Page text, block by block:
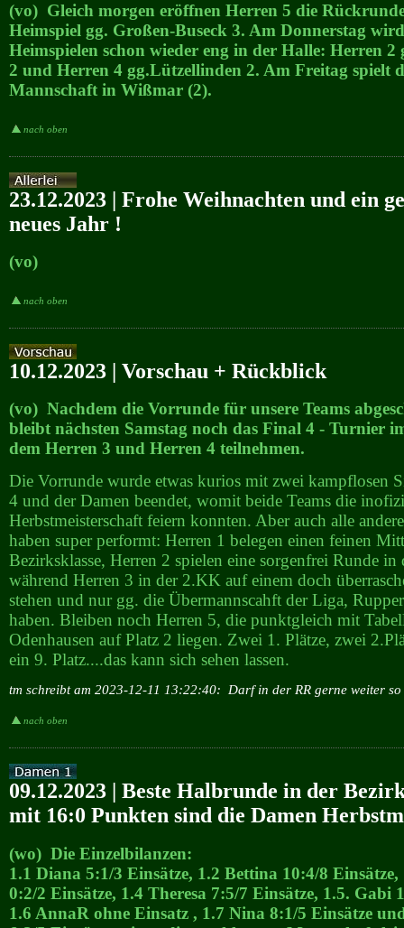
(vo) Gleich morgen eröffnen Herren 5 die
Heimspiel gg. Großen-Buseck 3. Am Donnerstag
Heimspielen schon wieder eng in der Halle: Herren 2
2 und Herren 4 gg.Lützellinden 2. Am Freitag spielt
Mannschaft in Wißmar (2).
nach oben
23.12.2023 | Frohe Weihnachten und ein
neues Jahr !
(vo)
nach oben
10.12.2023 | Vorschau + Rückblick
(vo) Nachdem die Vorrunde für unsere Teams
bleibt nächsten Samstag noch das Final 4 - Turnier
dem Herren 3 und Herren 4 teilnehmen.
Die Vorrunde wurde etwas kurios mit zwei kampflosen
4 und der Damen beendet, womit beide Teams die
Herbstmeisterschaft feiern konnten. Aber auch alle
haben super performt: Herren 1 belegen einen feinen
Bezirksklasse, Herren 2 spielen eine sorgenfrei Runde
während Herren 3 in der 2.KK auf einem doch
stehen und nur gg. die Übermannscahft der Liga,
haben. Bleiben noch Herren 5, die punktgleich mit
Odenhausen auf Platz 2 liegen. Zwei 1. Plätze, zwei
ein 9. Platz....das kann sich sehen lassen.
tm schreibt am 2023-12-11 13:22:40: Darf in der RR gerne weiter
nach oben
09.12.2023 | Beste Halbrunde in der
mit 16:0 Punkten sind die Damen
(wo) Die Einzelbilanzen:
1.1 Diana 5:1/3 Einsätze, 1.2 Bettina 10:4/8
0:2/2 Einsätze, 1.4 Theresa 7:5/7 Einsätze, 1.5. Gabi
1.6 AnnaR ohne Einsatz , 1.7 Nina 8:1/5 Einsätze